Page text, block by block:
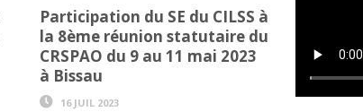
Participation du SE du CILSS à
la 8ème réunion statutaire du
CRSPAO du 9 au 11 mai 2023
à Bissau
16 JUIL 2023